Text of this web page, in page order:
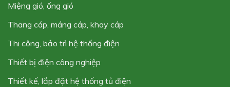
miệng gió, ống gió
thang cáp, máng cáp, khay cáp
thi công, bảo trì hệ thống điện
thiết bị điện công nghiệp
thiết kế, lắp đặt hệ thống tủ điện